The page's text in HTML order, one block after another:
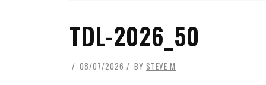
TDL-2026_50
08/07/2026 BY STEVE M